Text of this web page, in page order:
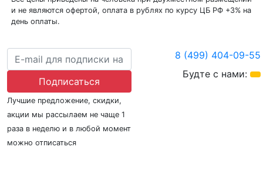
ознакомительных целях, могут отличаться от фактических, и
не являются офертой.
Все цены приведены на человека при двухместном размещении
день оплаты.
Лучшие предложение, скидки,
акции мы рассылаем не чаще 1
8 (499) 404-09-55